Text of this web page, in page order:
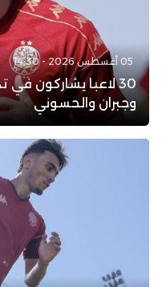
05 أغسطس 2026 - 14:30
30 لاعبا يشاركون في
وجبران والحسوني